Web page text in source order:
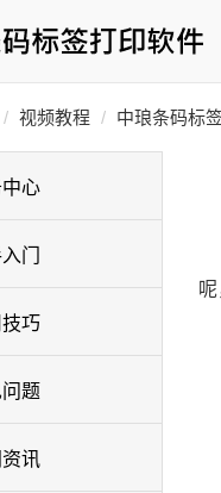
视频教程 中琅条码标
心
门
巧
题
讯